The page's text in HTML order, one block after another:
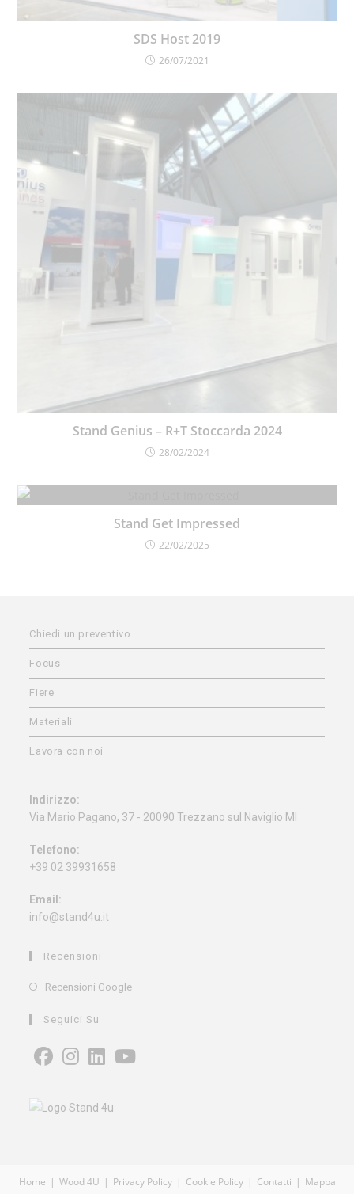
SDS Host 2019
26/07/2021
Stand Genius – R+T Stoccarda 2024
28/02/2024
Stand Get Impressed
22/02/2025
Chiedi un preventivo
Focus
Fiere
Materiali
Lavora con noi
Indirizzo:
Via Mario Pagano, 37 - 20090 Trezzano sul Naviglio MI
Telefono:
+39 02 39931658
Email:
info@stand4u.it
Recensioni
Recensioni Google
Seguici Su
Home Wood 4U Privacy Policy Cookie Policy Contatti Mappa